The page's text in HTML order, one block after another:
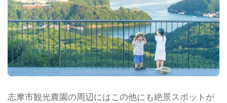
志摩市観光農園の周辺にはこの他にも絶景スポットが